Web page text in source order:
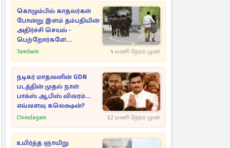
கொழும்பில் காதலர்கள்
போன்று இளம் தம்பதியின்
அதிர்ச்சி செயல் -
பெற்றோர்களே
எச்சரிக்கை
Tamilwin 4 மணி நேரம் முன்
நடிகர் மாதவனின் GDN
படத்தின் முதல் நாள்
பாக்ஸ் ஆபிஸ் விவரம்...
எவ்வளவு கலெக்ஷன்?
Cineulagam 12 மணி நேரம் முன்
உயிர்த்த ஞாயிறு